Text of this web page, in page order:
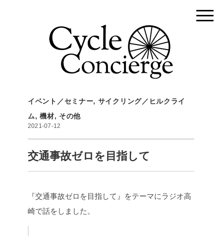
イベント／セミナー, サイクリング／ヒルクライ
ム,機材, その他
2021-07-12
交通事故ゼロを目指して
『交通事故ゼロを目指して』をテーマにラジオ高
崎で話をしました。